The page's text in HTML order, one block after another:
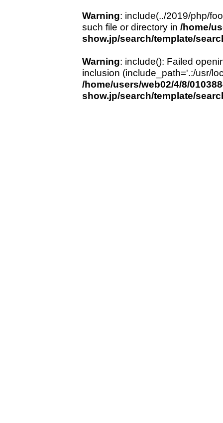
Warning: include(../2019/php/
such file or directory in /home/
show.jp/search/template/
Warning: include(): Failed
inclusion (include_path='.:/usr/
/home/users/web02/4/8/
show.jp/search/template/